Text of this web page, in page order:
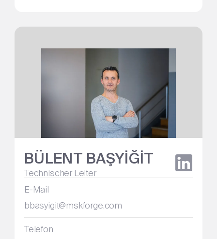
BÜLENT BAŞYİĞİT
Technischer Leiter
E-Mail
bbasyigit@mskforge.com
Telefon